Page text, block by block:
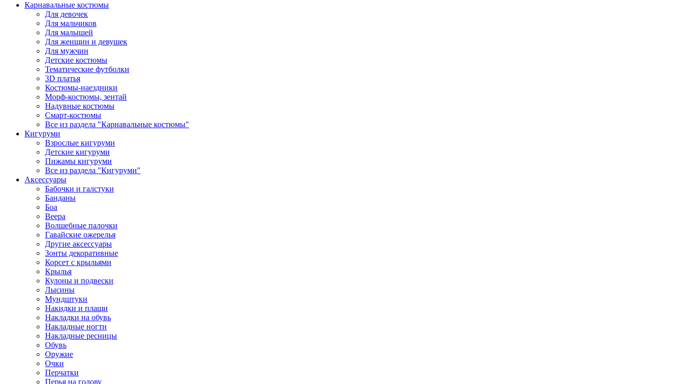
Карнавальные костюмы
Для девочек
Для мальчиков
Для малышей
Для женщин и девушек
Для мужчин
Детские костюмы
Тематические футболки
3D платья
Костюмы-наездники
Морф-костюмы, зентай
Надувные костюмы
Смарт-костюмы
Все из раздела "Карнавальные костюмы"
Кигуруми
Взрослые кигуруми
Детские кигуруми
Пижамы кигуруми
Все из раздела "Кигуруми"
Аксессуары
Бабочки и галстуки
Банданы
Боа
Веера
Волшебные палочки
Гавайские ожерелья
Другие аксессуары
Зонты декоративные
Корсет с крыльями
Крылья
Кулоны и подвески
Лысины
Мундштуки
Накидки и плащи
Накладки на обувь
Накладные ногти
Накладные ресницы
Обувь
Оружие
Очки
Перчатки
Перья на голову